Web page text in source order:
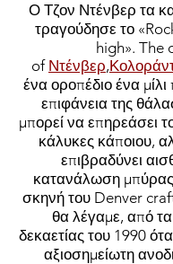
Ο Τζον Ντένβερ τα
τραγούδησε το
high». The
of Ντένβερ,
ένα οροπέδιο ένα
επιφάνεια της
μπορεί να επηρεάσει
κάλυκες κάποιου,
επιβραδύνει
κατανάλωση
σκηνή του Denver
θα λέγαμε, από
δεκαετίας του 1990
αξιοσημείωτη